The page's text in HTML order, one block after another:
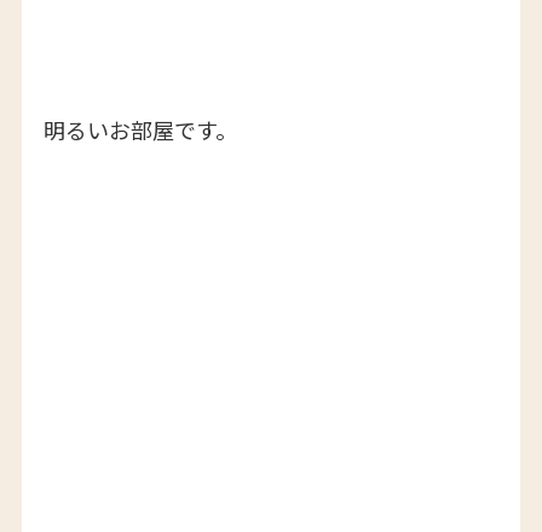
明るいお部屋です。